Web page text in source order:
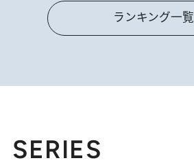
ランキング一覧
SERIES